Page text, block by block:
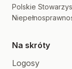
Polskie
Na skróty
Logosy